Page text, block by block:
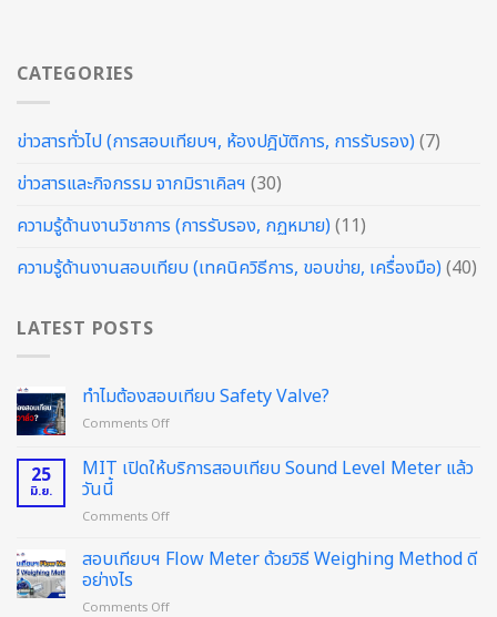
CATEGORIES
ข่าวสารทั่วไป (การสอบเทียบฯ, ห้องปฎิบัติการ, การรับรอง)(7)
ข่าวสารและกิจกรรม จากมิราเคิลฯ (30)
ความรู้ด้านงานวิชาการ (การรับรอง, กฏหมาย)(11)
ความรู้ด้านงานสอบเทียบ (เทคนิควิธีการ, ขอบข่าย, เครื่องมือ)(40)
LATEST POSTS
ทำไมต้องสอบเทียบ Safety Valve?
Comments Offon
ต้อง
สอบ
Safety
25
มิ.ย.
MIT เปิดให้บริการสอบเทียบ Sound Level Meter แล้ว
วันนี้
Comments Offon
เปิด
สอบ
สอบเทียบฯ Flow Meter ด้วยวิธี Weighing Method ดี
อย่างไร
Comments Offon